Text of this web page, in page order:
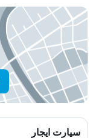
سيارت ايجار